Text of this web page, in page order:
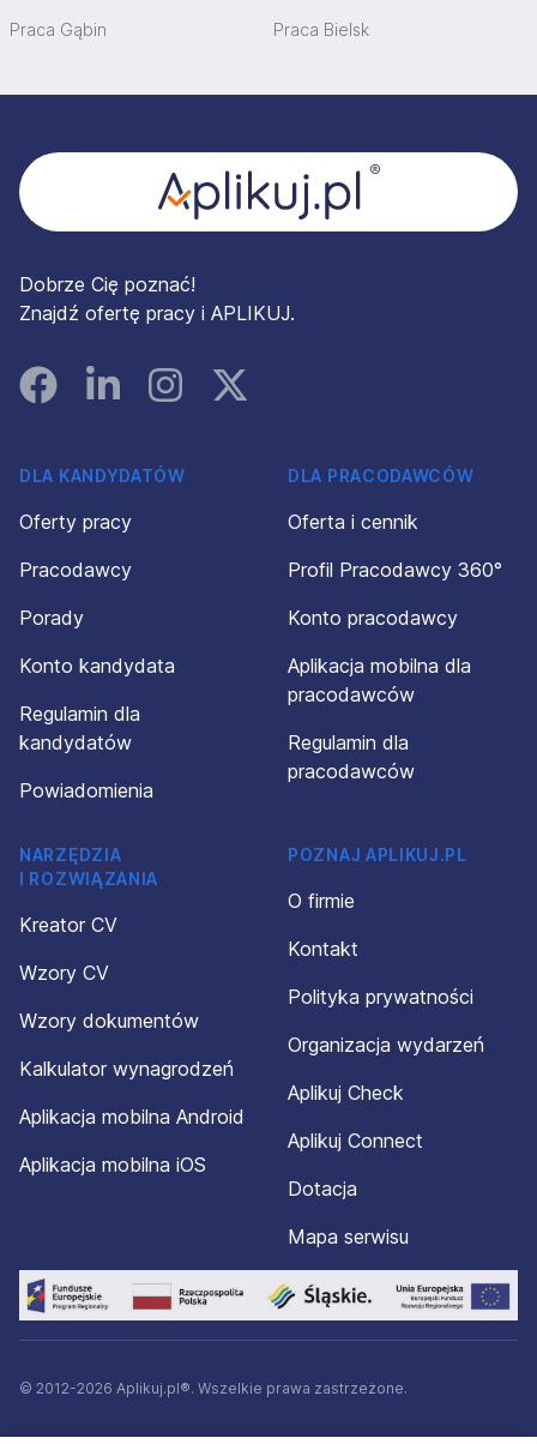
Praca Gąbin Praca Bielsk
Dobrze Cię poznać!
Znajdź ofertę pracy i APLIKUJ.
FacebookLinked InInstagramInstagram
DLA KANDYDATÓW
Oferty pracy
Pracodawcy
Porady
Konto kandydata
Regulamin dla
kandydatów
Powiadomienia
DLA PRACODAWCÓW
Oferta i cennik
Profil Pracodawcy 360°
Konto pracodawcy
Aplikacja mobilna dla
pracodawców
Regulamin dla
pracodawców
NARZĘDZIA
I ROZWIĄZANIA
Kreator CV
Wzory CV
Wzory dokumentów
Kalkulator wynagrodzeń
Aplikacja mobilna Android
Aplikacja mobilna iOS
POZNAJ APLIKUJ.PL
O firmie
Kontakt
Polityka prywatności
Organizacja wydarzeń
Aplikuj Check
Aplikuj Connect
Dotacja
Mapa serwisu
© 2012-2026 Aplikuj.pl®. Wszelkie prawa zastrzeżone.